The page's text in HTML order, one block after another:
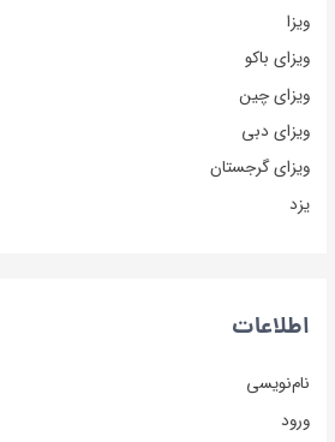
ویزا
ویزای باکو
ویزای چین
ویزای دبی
ویزای گرجستان
یزد
اطلاعات
نام‌نویسی
ورود